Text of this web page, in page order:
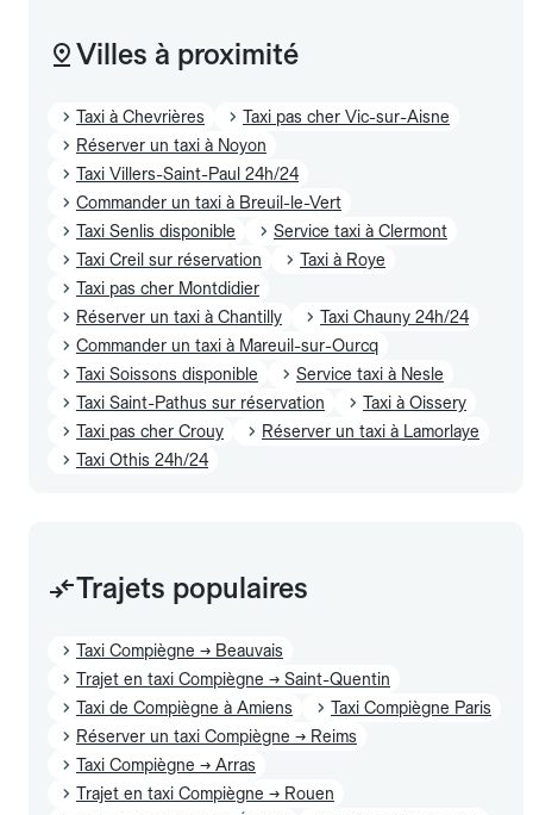
Villes à proximité
Taxi à Chevrières
Taxi pas cher Vic-sur-Aisne
Réserver un taxi à Noyon
Taxi Villers-Saint-Paul 24h/24
Commander un taxi à Breuil-le-Vert
Taxi Senlis disponible
Service taxi à Clermont
Taxi Creil sur réservation
Taxi à Roye
Taxi pas cher Montdidier
Réserver un taxi à Chantilly
Taxi Chauny 24h/24
Commander un taxi à Mareuil-sur-Ourcq
Taxi Soissons disponible
Service taxi à Nesle
Taxi Saint-Pathus sur réservation
Taxi à Oissery
Taxi pas cher Crouy
Réserver un taxi à Lamorlaye
Taxi Othis 24h/24
Trajets populaires
Taxi Compiègne → Beauvais
Trajet en taxi Compiègne → Saint-Quentin
Taxi de Compiègne à Amiens
Taxi Compiègne Paris
Réserver un taxi Compiègne → Reims
Taxi Compiègne → Arras
Trajet en taxi Compiègne → Rouen